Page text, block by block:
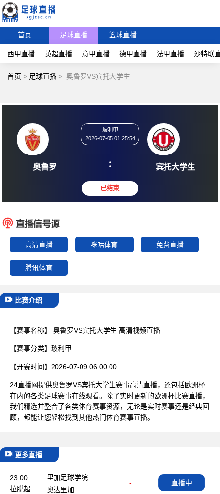
首页 足球直播 篮球直播
西甲直播 英超直播 意甲直播 德甲直播 法甲直播 沙特联
首页 > 足球直播 > 奥鲁罗VS宾托大学生
奥鲁罗
2026-07-05 01:25:54
: 宾托
高清直播 咪咕体育 免费直播
腾讯体育
比赛介绍
【赛事名称】 奥鲁罗VS宾托大学生 高清视频直播
【赛事分类】 玻利甲
【开赛时间】 2026-07-09 06:00:00
24直播网提供奥鲁罗VS宾托大学生赛事高清直播，还包括欧洲杯
在内的各类足球赛事在线观看。除了实时更新的欧洲杯比赛直播，
我们精选并整合了各类体育赛事资源，无论是实时赛事还是经典回
顾，都能让您轻松找到其他热门体育赛事直播。
更多直播
23:00
拉脱超
里加足球学院
-
奥达里加
直播中